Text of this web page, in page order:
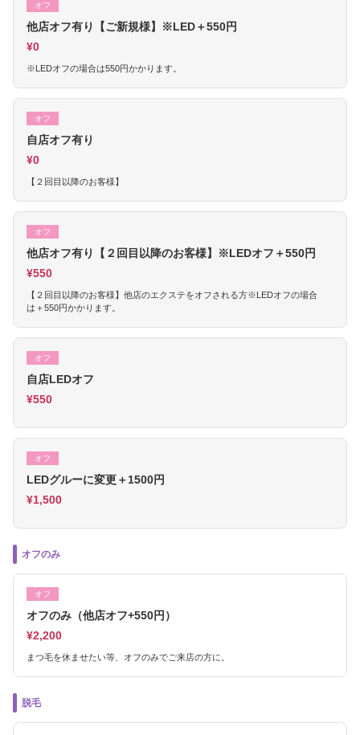
オフ
他店オフ有り【ご新規様】※LED＋550円
¥0
※LEDオフの場合は550円かかります。
オフ
自店オフ有り
¥0
【２回目以降のお客様】
オフ
他店オフ有り【２回目以降のお客様】※LEDオフ＋550円
¥550
【２回目以降のお客様】他店のエクステをオフされる方※LEDオフの場合
は＋550円かかります。
オフ
自店LEDオフ
¥550
オフ
LEDグルーに変更＋1500円
¥1,500
オフのみ
オフ
オフのみ（他店オフ+550円）
¥2,200
まつ毛を休ませたい等、オフのみでご来店の方に。
脱毛